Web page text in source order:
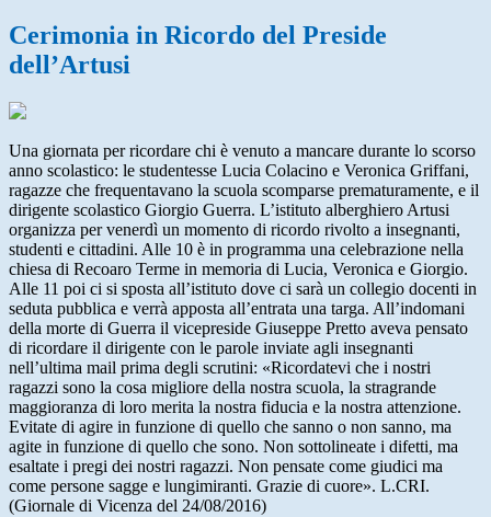
Cerimonia in Ricordo del Preside
dell’Artusi
Una giornata per ricordare chi è venuto a mancare durante lo scorso
anno scolastico: le studentesse Lucia Colacino e Veronica Griffani,
ragazze che frequentavano la scuola scomparse prematuramente, e il
dirigente scolastico Giorgio Guerra. L’istituto alberghiero Artusi
organizza per venerdì un momento di ricordo rivolto a insegnanti,
studenti e cittadini. Alle 10 è in programma una celebrazione nella
chiesa di Recoaro Terme in memoria di Lucia, Veronica e Giorgio.
Alle 11 poi ci si sposta all’istituto dove ci sarà un collegio docenti in
seduta pubblica e verrà apposta all’entrata una targa. All’indomani
della morte di Guerra il vicepreside Giuseppe Pretto aveva pensato
di ricordare il dirigente con le parole inviate agli insegnanti
nell’ultima mail prima degli scrutini: «Ricordatevi che i nostri
ragazzi sono la cosa migliore della nostra scuola, la stragrande
maggioranza di loro merita la nostra fiducia e la nostra attenzione.
Evitate di agire in funzione di quello che sanno o non sanno, ma
agite in funzione di quello che sono. Non sottolineate i difetti, ma
esaltate i pregi dei nostri ragazzi. Non pensate come giudici ma
come persone sagge e lungimiranti. Grazie di cuore». L.CRI.
(Giornale di Vicenza del 24/08/2016)